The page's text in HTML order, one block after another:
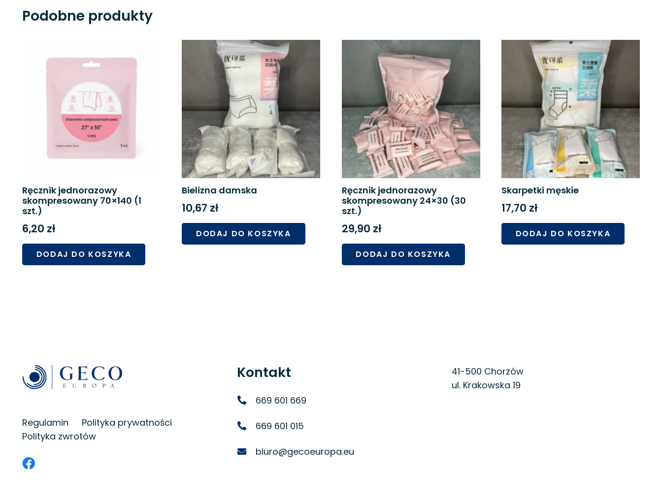
Podobne produkty
Ręcznik jednorazowy
skompresowany 70×140 (1
szt.)
6,20 zł
DODAJ DO KOSZYKA
Bielizna damska
10,67 zł
DODAJ DO KOSZYKA
Ręcznik jednorazowy
skompresowany 24×30 (30
szt.)
29,90 zł
DODAJ DO KOSZYKA
Skarpetki męskie
17,70 zł
DODAJ DO KOSZYKA
Regulamin
Polityka prywatności
Polityka zwrotów
Kontakt
669 601 669
669 601 015
biuro@gecoeuropa.eu
41-500 Chorzów
ul. Krakowska 19